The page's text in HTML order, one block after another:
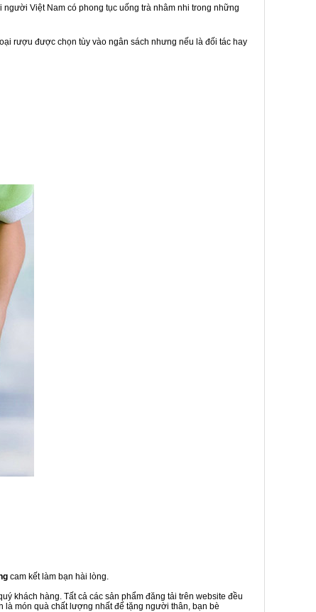
Việt Nam có phong tục uống trà nhâm nhi trong những
rượu được chọn tùy vào ngân sách nhưng nếu là đối tác hay
cam kết làm bạn hài lòng.
khách hàng. Tất cả các sản phẩm đăng tải trên website đều
là món quà chất lượng nhất để tặng người thân, bạn bè